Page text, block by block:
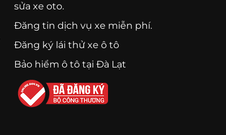
sửa xe oto.
Đăng tin dịch vụ xe miễn phí.
Đăng ký lái thử xe ô tô
Bảo hiểm ô tô tại Đà Lạt